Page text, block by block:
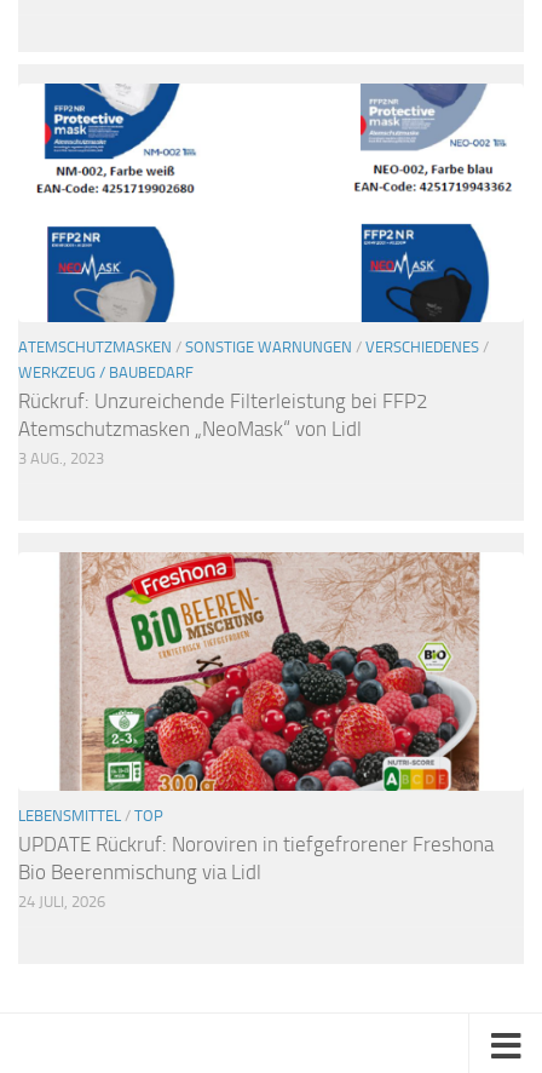
ATEMSCHUTZMASKEN / SONSTIGE WARNUNGEN / VERSCHIEDENES /
WERKZEUG / BAUBEDARF
Rückruf: Unzureichende Filterleistung bei FFP2
Atemschutzmasken „NeoMask“ von Lidl
3 AUG., 2023
LEBENSMITTEL / TOP
UPDATE Rückruf: Noroviren in tiefgefrorener Freshona
Bio Beerenmischung via Lidl
24 JULI, 2026